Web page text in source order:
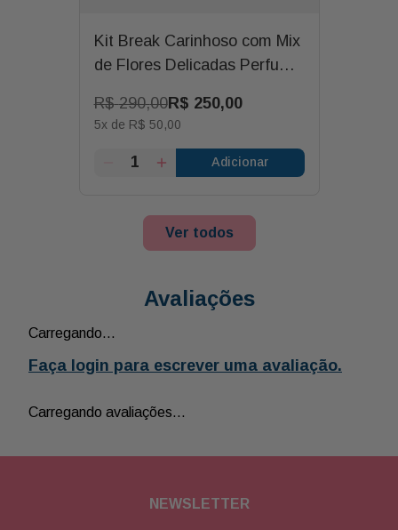
Kit Break Carinhoso com Mix
de Flores Delicadas Perfume
R$ 290,00R$ 250,00
5x de R$ 50,00
Adicionar
Ver todos
Avaliações
Carregando…
Faça login para escrever uma avaliação.
Carregando avaliações…
NEWSLETTER